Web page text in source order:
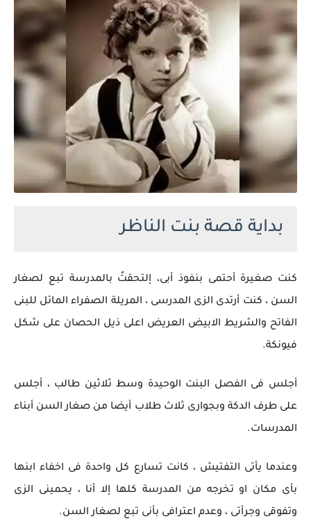
بداية قصة بنت الناظر
كنت صغيرة أحتمى بنفوذ أبى، إلتحقتُ بالمدرسة تبع لصغار
السن ، كنت أرتدى الزى المدرسى ، المريلة الصفراء المائل للبنى
الفاتح والشريط الابيض العريض اعلى ذيل الحصان على شكل
فيونكة.
أجلس فى الفصل البنت الوحيدة وسط ثلاثين طالب ، أجلس
على طرف الدكة وبجوارى ثلاث طلاب أيضا من صغار السن أبناء
المدرسات.
وعندما يأتى التفتيش ، كانت تسارع كل واحدة فى اخفاء ابنها
بأى مكان او تخرجه من المدرسة كلها إلا أنا ، يحمينى الزى
وتفوقى وجرأتى ، وعدم اعترافى بأنى تبع لصغار السن.